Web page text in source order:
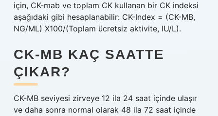
için, CK-mab ve toplam CK kullanan bir CK indeksi
aşağıdaki gibi hesaplanabilir: CK-Index = (CK-MB,
NG/ML) X100/(Toplam ücretsiz aktivite, IU/L).
CK-MB KAÇ SAATTE
ÇIKAR?
CK-MB seviyesi zirveye 12 ila 24 saat içinde ulaşır
ve daha sonra normal olarak 48 ila 72 saat içinde